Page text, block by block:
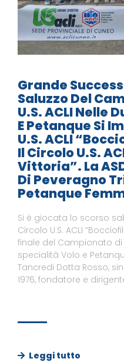
Grande
Saluzzo Del
U.S. ACLI Nelle
E Petanque Si
U.S. ACLI
Il Circolo U.S.
Vittoria”. La
Di Peveragno
Petanque
Si è giocata lo scorso
Circolo U.S. ACLI
finale del Campionato di
specialità Volo e
Tancredi Dotta Rosso,
1976, fondatore e
Leggi tutto